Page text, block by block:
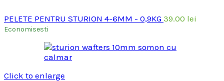
PELETE PENTRU STURION 4-6MM - 0,9KG 39.00 lei
Economisesti
Click to enlarge